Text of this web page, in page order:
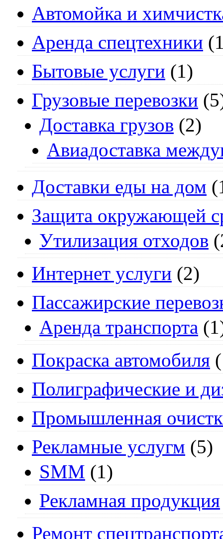
Автомойка и
Аренда спецтехники
Бытовые услуги (1)
Грузовые перевозки
Доставка грузов (2)
Авиадоставка
Доставки еды на дом
Защита окружающей
Утилизация отходов
Интернет услуги (2)
Пассажирские
Аренда транспорта
Покраска автомобиля
Полиграфические и
Промышленная
Рекламные услугм (5)
SMM (1)
Рекламная продукция
Ремонт